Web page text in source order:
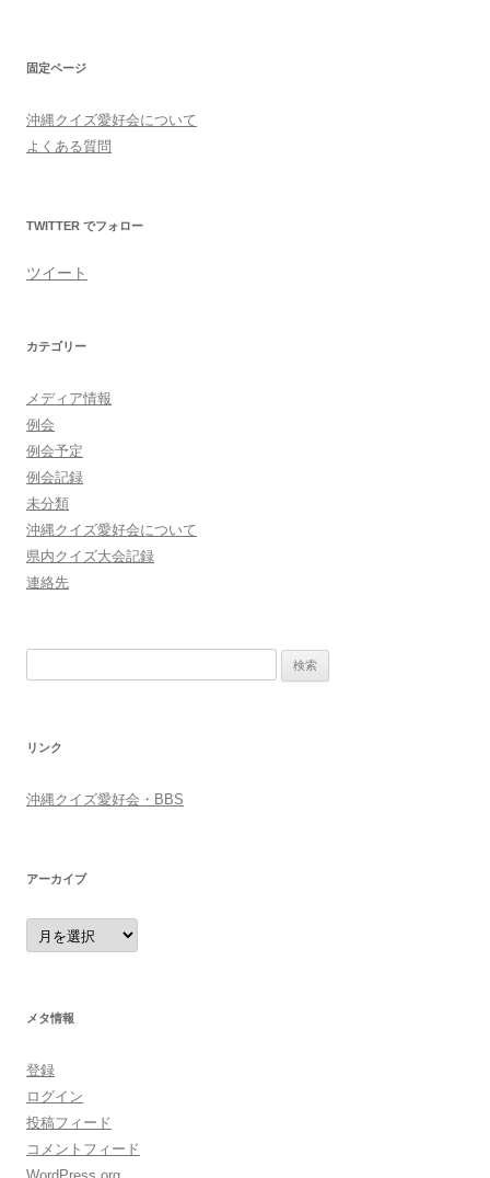
ゲ
ー
シ
固定ページ
沖縄クイズ愛好会について
よくある質問
TWITTER でフォロー
ツイート
カテゴリー
メディア情報
例会
例会予定
例会記録
未分類
沖縄クイズ愛好会について
県内クイズ大会記録
連絡先
索:
リンク
沖縄クイズ愛好会・BBS
アーカイブ
ア
ー
カ
メタ情報
登録
ログイン
投稿フィード
コメントフィード
WordPress.org